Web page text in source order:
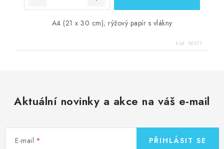
A4 (21 x 30 cm); rýžový papír s vlákny
Kód: 86277
Aktuální novinky a akce na váš e-mail
E-mail PŘIHLÁSIT SE